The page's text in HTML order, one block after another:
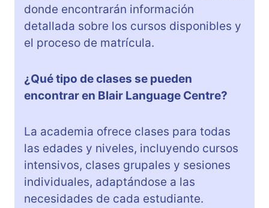
donde encontrarán información
detallada sobre los cursos disponibles y
el proceso de matrícula.
¿Qué tipo de clases se pueden
encontrar en Blair Language Centre?
La academia ofrece clases para todas
las edades y niveles, incluyendo cursos
intensivos, clases grupales y sesiones
individuales, adaptándose a las
necesidades de cada estudiante.